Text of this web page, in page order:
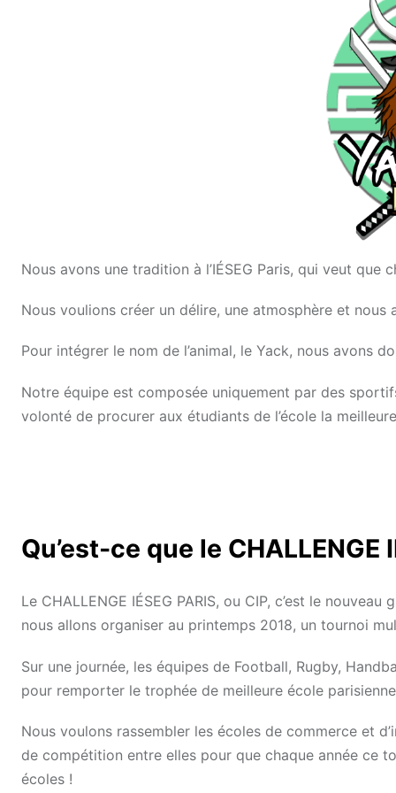
Nous avons une tradition à l’IÉSEG Paris, qui veut que
Nous voulions créer un délire, une atmosphère et
Pour intégrer le nom de l’animal, le Yack, nous avons
Notre équipe est composée uniquement par des
volonté de procurer aux étudiants de l’école la
Qu’est-ce que le CHALLENGE
Le CHALLENGE IÉSEG PARIS, ou CIP, c’est le
nous allons organiser au printemps 2018, un tournoi
Sur une journée, les équipes de Football, Rugby,
pour remporter le trophée de meilleure école
Nous voulons rassembler les écoles de commerce et
de compétition entre elles pour que chaque année ce
écoles !